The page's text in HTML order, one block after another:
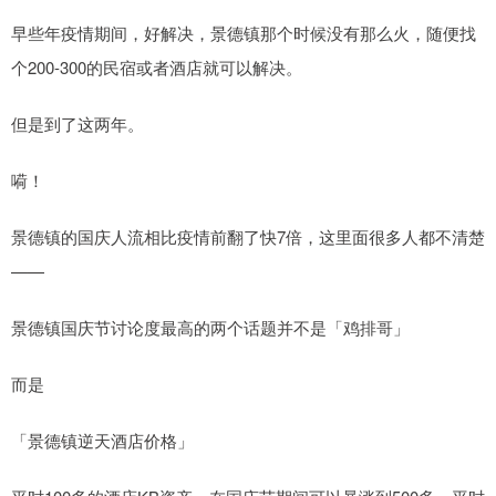
早些年疫情期间，好解决，景德镇那个时候没有那么火，随便找
个200-300的民宿或者酒店就可以解决。
但是到了这两年。
嗬！
景德镇的国庆人流相比疫情前翻了快7倍，这里面很多人都不清楚
——
景德镇国庆节讨论度最高的两个话题并不是「鸡排哥」
而是
「景德镇逆天酒店价格」